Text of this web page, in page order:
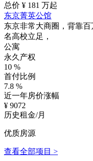
总价 ¥ 181 万起
东京菁英公馆
东京非常大商圈，背靠
名高校立足，
公寓
永久产权
10 %
首付比例
7.8 %
近一年房价涨幅
¥ 9072
历史租金/月
优质房源
查看全部项目 >